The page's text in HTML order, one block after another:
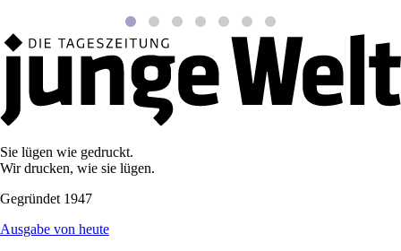
Sie lügen wie gedruckt.
Wir drucken, wie sie lügen.
Gegründet 1947
Ausgabe von heute